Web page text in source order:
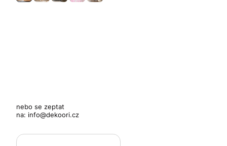
nebo se zeptat
na: info@dekoori.cz